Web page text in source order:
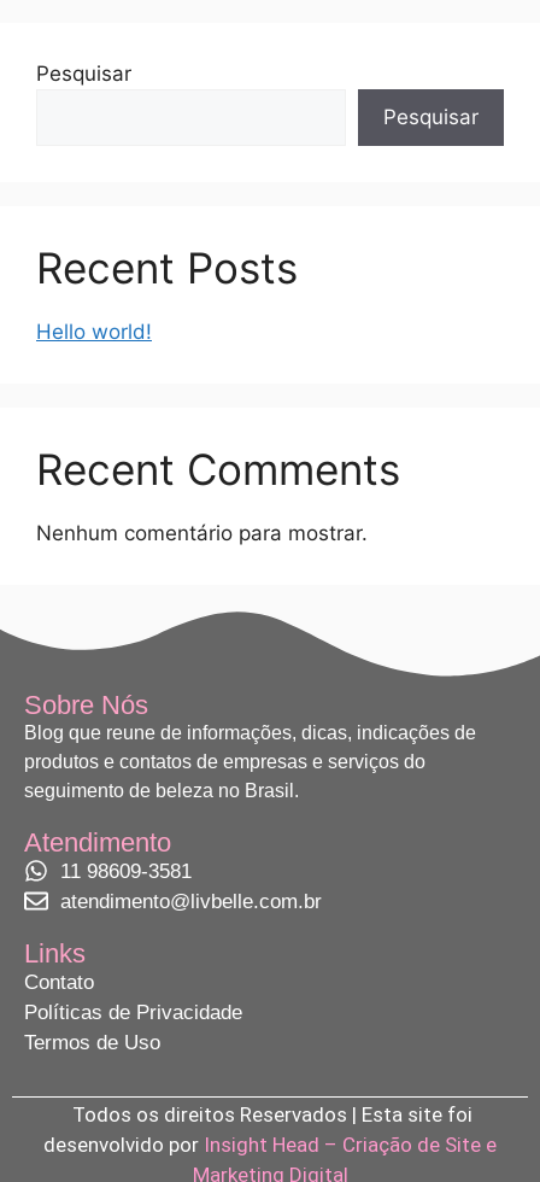
Pesquisar
Pesquisar
Recent Posts
Hello world!
Recent Comments
Nenhum comentário para mostrar.
Sobre Nós
Blog que reune de informações, dicas, indicações de
produtos e contatos de empresas e serviços do
seguimento de beleza no Brasil.
Atendimento
11 98609-3581
atendimento@livbelle.com.br
Links
Contato
Políticas de Privacidade
Termos de Uso
Todos os direitos Reservados | Esta site foi
desenvolvido por Insight Head – Criação de Site e
Marketing Digital